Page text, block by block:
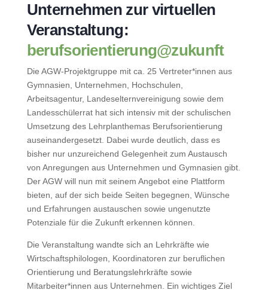
Unternehmen zur virtuellen
Veranstaltung:
berufsorientierung@zukunft
Die AGW-Projektgruppe mit ca. 25 Vertreter*innen aus
Gymnasien, Unternehmen, Hochschulen,
Arbeitsagentur, Landeselternvereinigung sowie dem
Landesschülerrat hat sich intensiv mit der schulischen
Umsetzung des Lehrplanthemas Berufsorientierung
auseinandergesetzt. Dabei wurde deutlich, dass es
bisher nur unzureichend Gelegenheit zum Austausch
von Anregungen aus Unternehmen und Gymnasien gibt.
Der AGW will nun mit seinem Angebot eine Plattform
bieten, auf der sich beide Seiten begegnen, Wünsche
und Erfahrungen austauschen sowie ungenutzte
Potenziale für die Zukunft erkennen können.
Die Veranstaltung wandte sich an Lehrkräfte wie
Wirtschaftsphilologen, Koordinatoren zur beruflichen
Orientierung und Beratungslehrkräfte sowie
Mitarbeiter*innen aus Unternehmen. Ein wichtiges Ziel